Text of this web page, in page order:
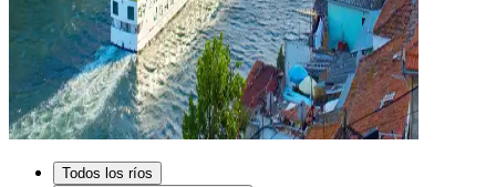
Todos los ríos